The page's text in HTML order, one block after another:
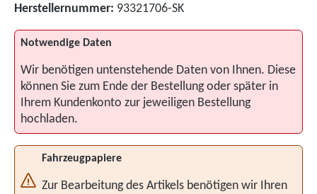
Herstellernummer: 93321706-SK
Notwendige Daten
Wir benötigen untenstehende Daten von Ihnen. Diese
können Sie zum Ende der Bestellung oder später in
Ihrem Kundenkonto zur jeweiligen Bestellung
hochladen.
Fahrzeugpapiere
Zur Bearbeitung des Artikels benötigen wir Ihren